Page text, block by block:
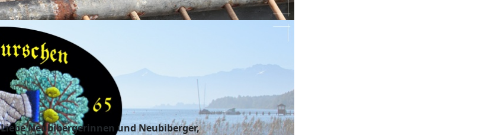
Liebe Neubibergerinnen und Neubiberger,